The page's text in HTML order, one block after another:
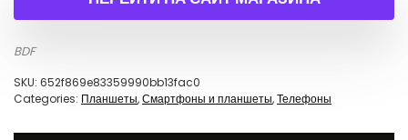
BDF
SKU: 652f869e83359990bb13fac0
Categories: Планшеты,Смартфоны и планшеты,Телефоны